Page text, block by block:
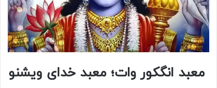
معبد انگکور وات؛ معبد خدای ویشنو